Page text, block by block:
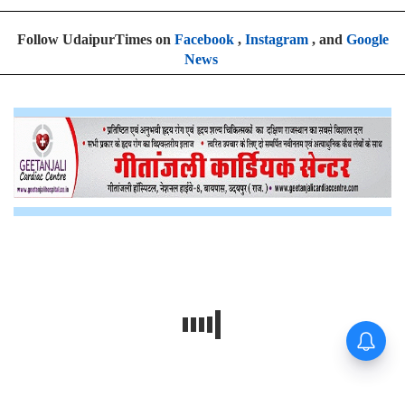
Follow UdaipurTimes on Facebook, Instagram, and Google
News